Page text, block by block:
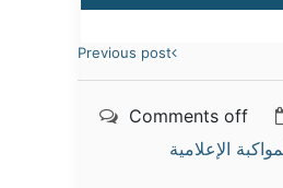
Previous post
Comments off
الإعلامية